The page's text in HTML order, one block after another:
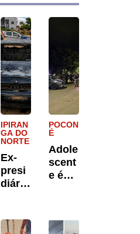
IPIRAN
GA DO
NORTE
Ex-
presi
diário
após
POCON
É
Adole
scent
e é
ito de